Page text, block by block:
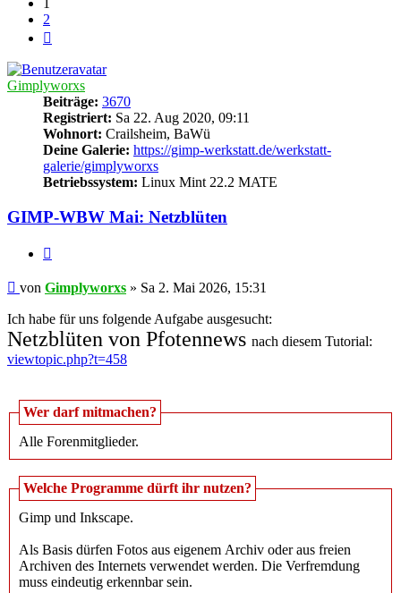
2
Gimplyworxs
Beiträge: 3670
Registriert: Sa 22. Aug 2020, 09:11
Wohnort: Crailsheim, BaWü
Deine Galerie: https://gimp-werkstatt.de/werkstatt-
galerie/gimplyworxs
Betriebssystem: Linux Mint 22.2 MATE
GIMP-WBW Mai: Netzblüten
Beitrag
von Gimplyworxs » Sa 2. Mai 2026, 15:31
Ich habe für uns folgende Aufgabe ausgesucht:
Netzblüten von Pfotennews nach diesem Tutorial:
viewtopic.php?t=458
Wer darf mitmachen?
Alle Forenmitglieder.
Welche Programme dürft ihr nutzen?
Gimp und Inkscape.
Als Basis dürfen Fotos aus eigenem Archiv oder aus freien
Archiven des Internets verwendet werden. Die Verfremdung
muss eindeutig erkennbar sein.